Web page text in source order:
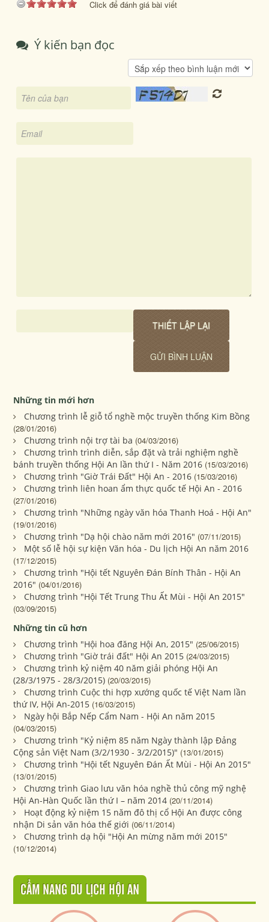
Click để đánh giá bài viết
Ý kiến bạn đọc
Những tin mới hơn
Chương trình lễ giỗ tổ nghề mộc truyền thống Kim Bồng
(28/01/2016)
Chương trình nội trợ tài ba (04/03/2016)
Chương trình trình diễn, sắp đặt và trải nghiệm nghề
bánh truyền thống Hội An lần thứ I - Năm 2016 (15/03/2016)
Chương trình "Giờ Trái Đất" Hội An - 2016 (15/03/2016)
Chương trình liên hoan ẩm thực quốc tế Hội An - 2016
(27/01/2016)
Chương trình "Những ngày văn hóa Thanh Hoá - Hội An"
(19/01/2016)
Chương trình "Dạ hội chào năm mới 2016" (07/11/2015)
Một số lễ hội sự kiện Văn hóa - Du lịch Hội An năm 2016
(17/12/2015)
Chương trình "Hội tết Nguyên Đán Bính Thân - Hội An
2016" (04/01/2016)
Chương trình "Hội Tết Trung Thu Ất Mùi - Hội An 2015"
(03/09/2015)
Những tin cũ hơn
Chương trình "Hội hoa đăng Hội An, 2015" (25/06/2015)
Chương trình "Giờ trái đất" Hội An 2015 (24/03/2015)
Chương trình kỷ niệm 40 năm giải phóng Hội An
(28/3/1975 - 28/3/2015) (20/03/2015)
Chương trình Cuộc thi hợp xướng quốc tế Việt Nam lần
thứ IV, Hội An-2015 (16/03/2015)
Ngày hội Bắp Nếp Cẩm Nam - Hội An năm 2015
(04/03/2015)
Chương trình "Kỷ niệm 85 năm Ngày thành lập Đảng
Cộng sản Việt Nam (3/2/1930 - 3/2/2015)" (13/01/2015)
Chương trình "Hội tết Nguyên Đán Ất Mùi - Hội An 2015"
(13/01/2015)
Chương trình Giao lưu văn hóa nghề thủ công mỹ nghệ
Hội An-Hàn Quốc lần thứ I – năm 2014 (20/11/2014)
Hoạt động kỷ niệm 15 năm đô thị cổ Hội An được công
nhận Di sản văn hóa thế giới (06/11/2014)
Chương trình dạ hội "Hội An mừng năm mới 2015"
(10/12/2014)
CẨM NANG DU LỊCH HỘI AN